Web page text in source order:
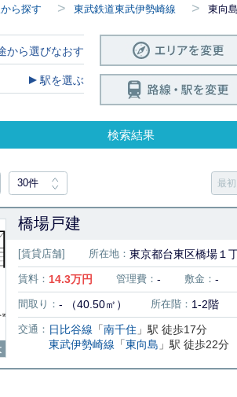
ら探す > 東武鉄道東武伊勢崎線 > 東向
から選びなおす
駅を選ぶ
検索結果
30件 最初
橋場戸建
[賃貸店舗] 所在地： 東京都台東区橋場１
賃料： 14.3万円 管理費： - 敷金： -
間取り： - （40.50㎡） 所在階： 1-2階
交通： 日比谷線 「南千住 」駅 徒歩17分
東武伊勢崎線 「東向島 」駅 徒歩22分